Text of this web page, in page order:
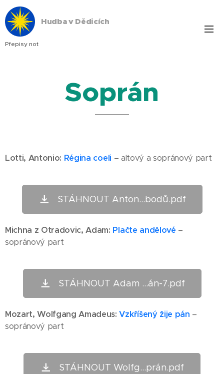
Hudba v Dědicích
Přepisy not
Soprán
Lotti, Antonio: Régina coeli – altový a sopránový part
STÁHNOUT Anton...bodů.pdf
Michna z Otradovic, Adam: Plačte andělové –
sopránový part
STÁHNOUT Adam ...án-7.pdf
Mozart, Wolfgang Amadeus:Vzkříšený žije pán –
sopránový part
STÁHNOUT Wolfg...prán.pdf